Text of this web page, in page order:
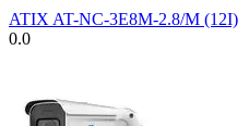
ATIX AT-NC-3E8M-2.8/M (12I)
0.0